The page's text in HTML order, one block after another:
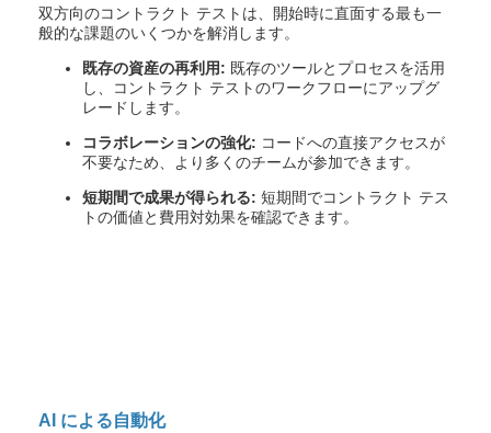
双方向のコントラクト テストは、開始時に直面する最も一
般的な課題のいくつかを解消します。
既存の資産の再利用: 既存のツールとプロセスを活用
し、コントラクト テストのワークフローにアップグ
レードします。
コラボレーションの強化: コードへの直接アクセスが
不要なため、より多くのチームが参加できます。
短期間で成果が得られる: 短期間でコントラクト テス
トの価値と費用対効果を確認できます。
AI による自動化